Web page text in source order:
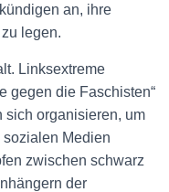
an, ihre
legen.
Linksextreme
gegen die Faschisten“
sich organisieren, um
sozialen Medien
zwischen schwarz
der